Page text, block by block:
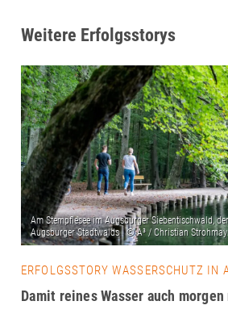
Weitere Erfolgsstorys
ERFOLGSSTORY WASSERSCHUTZ IN
Damit reines Wasser auch